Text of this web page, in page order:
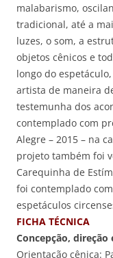
malabarismo,
tradicional, até a
luzes, o som, a
objetos cênicos e
longo do
artista de maneira
testemunha dos
contemplado com
Alegre – 2015 – na
projeto também foi
Carequinha de
foi contemplado
espetáculos
FICHA TÉCNICA
Concepção, direção
Orientação cênica: